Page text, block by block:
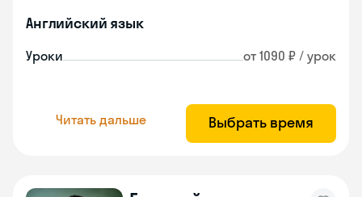
Английский язык
Уроки от 1090 ₽ / урок
Читать дальше Выбрать время